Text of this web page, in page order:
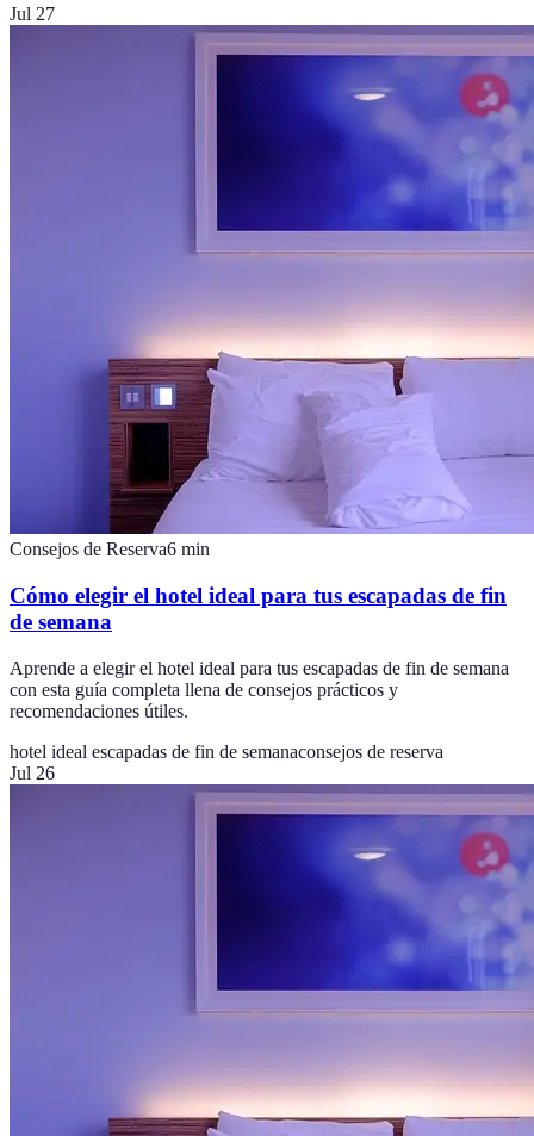
Jul 27
Consejos de Reserva6 min
Cómo elegir el hotel ideal para tus escapadas de fin
de semana
Aprende a elegir el hotel ideal para tus escapadas de fin de semana
con esta guía completa llena de consejos prácticos y
recomendaciones útiles.
hotel ideal escapadas de fin de semanaconsejos de reserva
Jul 26